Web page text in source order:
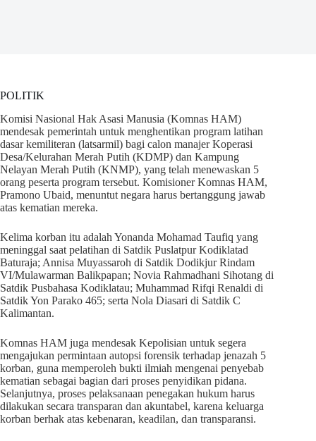
POLITIK
Komisi Nasional Hak Asasi Manusia (Komnas HAM)
mendesak pemerintah untuk menghentikan program latihan
dasar kemiliteran (latsarmil) bagi calon manajer Koperasi
Desa/Kelurahan Merah Putih (KDMP) dan Kampung
Nelayan Merah Putih (KNMP), yang telah menewaskan 5
orang peserta program tersebut. Komisioner Komnas HAM,
Pramono Ubaid, menuntut negara harus bertanggung jawab
atas kematian mereka.
Kelima korban itu adalah Yonanda Mohamad Taufiq yang
meninggal saat pelatihan di Satdik Puslatpur Kodiklatad
Baturaja; Annisa Muyassaroh di Satdik Dodikjur Rindam
VI/Mulawarman Balikpapan; Novia Rahmadhani Sihotang di
Satdik Pusbahasa Kodiklatau; Muhammad Rifqi Renaldi di
Satdik Yon Parako 465; serta Nola Diasari di Satdik C
Kalimantan.
Komnas HAM juga mendesak Kepolisian untuk segera
mengajukan permintaan autopsi forensik terhadap jenazah 5
korban, guna memperoleh bukti ilmiah mengenai penyebab
kematian sebagai bagian dari proses penyidikan pidana.
Selanjutnya, proses pelaksanaan penegakan hukum harus
dilakukan secara transparan dan akuntabel, karena keluarga
korban berhak atas kebenaran, keadilan, dan transparansi.